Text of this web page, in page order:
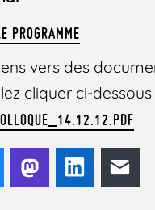
PROGRAMME
vers des
cliquer ci-
BlueskyMastodonLinkedIn